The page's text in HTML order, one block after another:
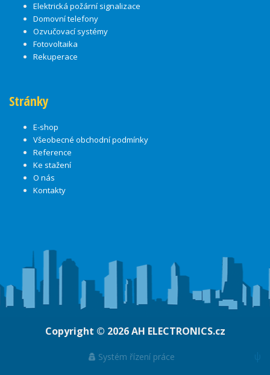
Elektrická požární signalizace
Domovní telefony
Ozvučovací systémy
Fotovoltaika
Rekuperace
Stránky
E-shop
Všeobecné obchodní podmínky
Reference
Ke stažení
O nás
Kontakty
Copyright © 2026AH ELECTRONICS.cz
Systém řízení práce